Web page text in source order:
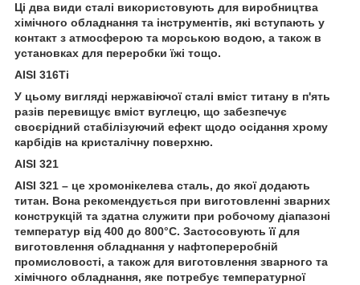
Ці два види сталі використовують для виробництва
хімічного обладнання та інструментів, які вступають у
контакт з атмосферою та морською водою, а також в
установках для переробки їжі тощо.
AISI 316Ti
У цьому вигляді нержавіючої сталі вміст титану в п'ять
разів перевищує вміст вуглецю, що забезпечує
своєрідний стабілізуючий ефект щодо осідання хрому
карбідів на кристалічну поверхню.
AISI 321
AISI 321 – це хромонікелева сталь, до якої додають
титан. Вона рекомендується при виготовленні зварних
конструкцій та здатна служити при робочому діапазоні
температур від 400 до 800°С. Застосовують її для
виготовлення обладнання у нафтопереробній
промисловості, а також для виготовлення зварного та
хімічного обладнання, яке потребує температурної